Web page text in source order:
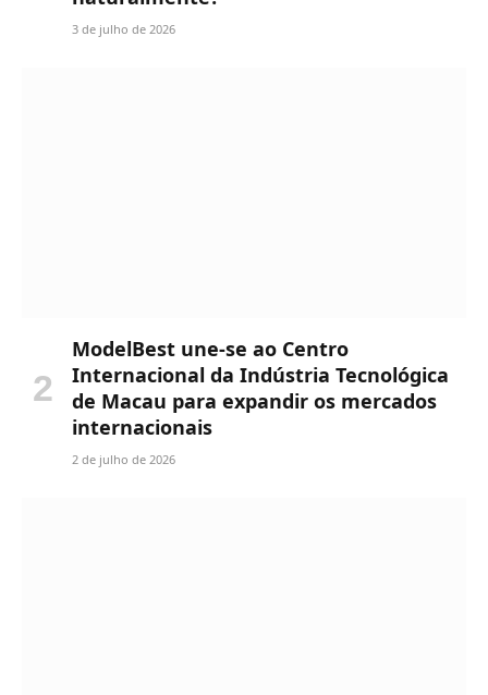
3 de julho de 2026
ModelBest une-se ao Centro
Internacional da Indústria Tecnológica
de Macau para expandir os mercados
internacionais
2 de julho de 2026